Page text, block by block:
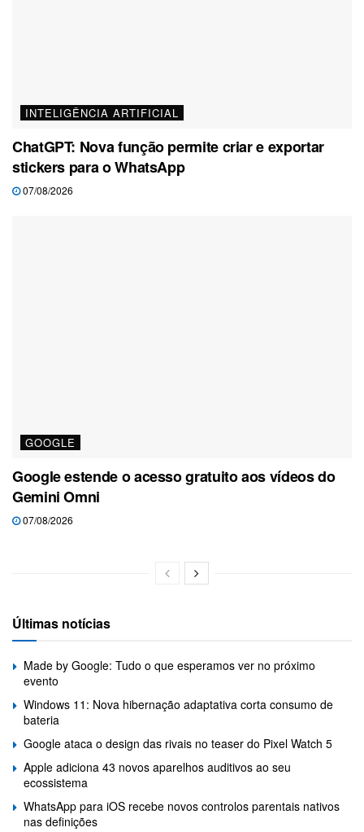
INTELIGÊNCIA ARTIFICIAL
ChatGPT: Nova função permite criar e exportar
stickers para o WhatsApp
07/08/2026
GOOGLE
Google estende o acesso gratuito aos vídeos do
Gemini Omni
07/08/2026
Últimas notícias
Made by Google: Tudo o que esperamos ver no próximo
evento
Windows 11: Nova hibernação adaptativa corta consumo de
bateria
Google ataca o design das rivais no teaser do Pixel Watch 5
Apple adiciona 43 novos aparelhos auditivos ao seu
ecossistema
WhatsApp para iOS recebe novos controlos parentais nativos
nas definições